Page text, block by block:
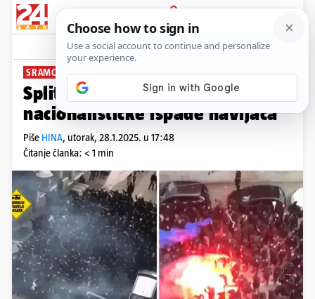
PRIJAVA
News Komentari
SRAMOTA UOČI UTAKMICE
Split: Policija istražuje
nacionalističke ispade navijača
Piše HINA, utorak, 28.1.2025. u 17:48
Čitanje članka: < 1 min